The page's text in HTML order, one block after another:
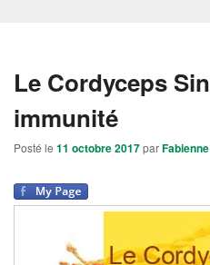
Le Cordyceps
immunité
Posté le 11 octobre 2017parFabienne